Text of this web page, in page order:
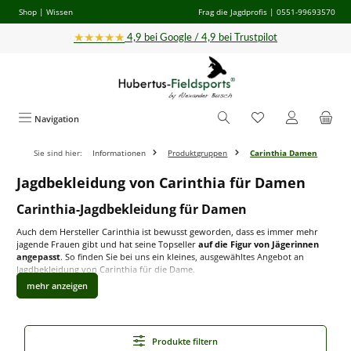
Zum Hauptinhalt springen
Shop | Wissen Frag die Jagdprofis | 0551-99693570
★★★★★ 4,9 bei Google / 4,9 bei Trustpilot
Navigation
Sie sind hier: Informationen Produktgruppen Carinthia Damen
Jagdbekleidung von Carinthia für Damen
Carinthia-Jagdbekleidung für Damen
Auch dem Hersteller Carinthia ist bewusst geworden, dass es immer mehr
jagende Frauen gibt und hat seine Topseller auf die Figur von Jägerinnen
angepasst. So finden Sie bei uns ein kleines, ausgewähltes Angebot an
Jagdbekleidung von Carinthia für die Dame.
Wie gewohnt ist die Oberbekleidung aus hochwertigem
Material aus Wolleund hat damit die Eigenschaftenwarm,
atmungsaktivzu sein. Ein Kunstfaseranteil sorgt für
Produkte filtern